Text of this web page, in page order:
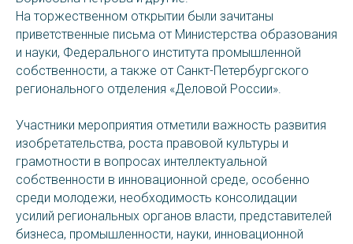
На торжественном открытии были зачитаны
приветственные письма от Министерства образования
и науки, Федерального института промышленной
собственности, а также от Санкт-Петербургского
регионального отделения «Деловой России».
Участники мероприятия отметили важность развития
изобретательства, роста правовой культуры и
грамотности в вопросах интеллектуальной
собственности в инновационной среде, особенно
среди молодежи, необходимость консолидации
усилий региональных органов власти, представителей
бизнеса, промышленности, науки, инновационной